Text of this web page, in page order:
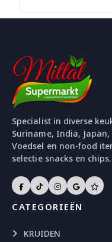
Specialist in diverse
Suriname, India,
Voedsel en non-food
selectie snacks en chips.
CATEGORIEËN
KRUIDEN